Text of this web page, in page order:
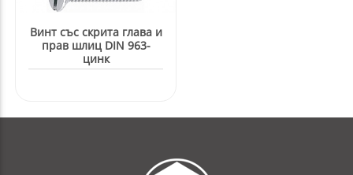
Винт със скрита глава и
прав шлиц DIN 963-
цинк